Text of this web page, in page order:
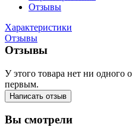
Отзывы
Характеристики
Отзывы
Отзывы
У этого товара нет ни одного
первым.
Написать отзыв
Вы смотрели